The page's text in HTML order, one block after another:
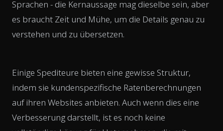
Sprachen - die Kernaussage mag dieselbe sein, aber
es braucht Zeit und Mühe, um die Details genau zu
verstehen und zu übersetzen.
Einige Spediteure bieten eine gewisse Struktur,
indem sie kundenspezifische Ratenberechnungen
auf ihren Websites anbieten. Auch wenn dies eine
Verbesserung darstellt, ist es noch keine